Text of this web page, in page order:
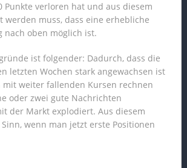
Punkte verloren hat und aus diesem
werden muss, dass eine erhebliche
nach oben möglich ist.
ist folgender: Dadurch, dass die
letzten Wochen stark angewachsen ist
weiter fallenden Kursen rechnen
oder zwei gute Nachrichten
der Markt explodiert. Aus diesem
wenn man jetzt erste Positionen